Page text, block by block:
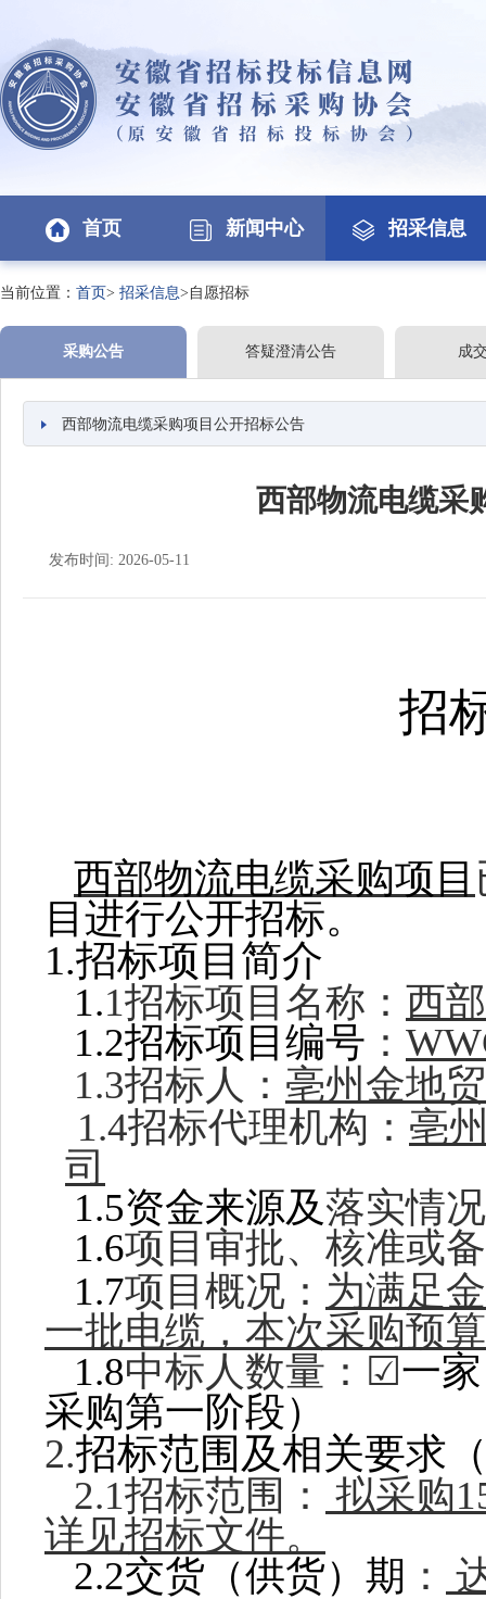
首页 新闻中心 招采信息
当前位置： 首页> 招采信息>自愿招标
采购公告 答疑澄清公告 成
西部物流电缆采购项目公开招标公告
西部物流电缆采
发布时间: 2026-05-11
招
西部物流电缆采购项目
目进行公开招标。
1.招标项目简介
1.1招标项目名称： 西
1.2招标项 目 编号 ：
1.3招标人： 亳州金地
1.4招标代理机构： 亳
司
1.5资金来源及落实情
1.6项目审批、核准或
1.7项目概况： 为满足
一批电缆，本次采购预
1.8中标人数量： ☑一家
采购第一阶段）
2.招标范围及相关要求
2.1招标范围： 拟采购
详见招标文件。
2.2交货 （供货） 期 ：